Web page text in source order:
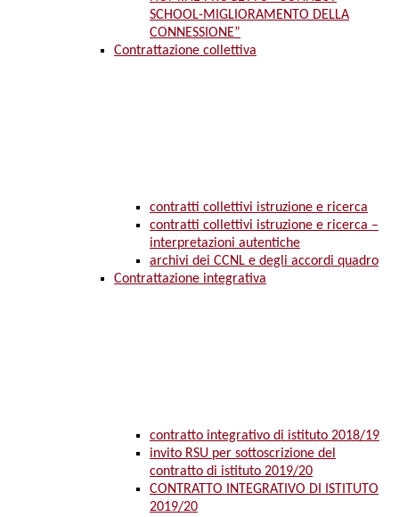
SCHOOL-MIGLIORAMENTO DELLA
CONNESSIONE”
Contrattazione collettiva
contratti collettivi istruzione e ricerca
contratti collettivi istruzione e ricerca –
interpretazioni autentiche
archivi dei CCNL e degli accordi quadro
Contrattazione integrativa
contratto integrativo di istituto 2018/19
invito RSU per sottoscrizione del
contratto di istituto 2019/20
CONTRATTO INTEGRATIVO DI ISTITUTO
2019/20